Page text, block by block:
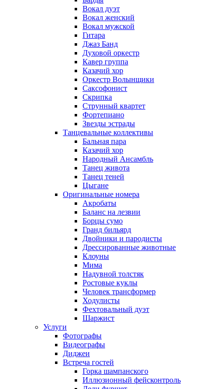
Вокал дуэт
Вокал женский
Вокал мужской
Гитара
Джаз Банд
Духовой оркестр
Кавер группа
Казачий хор
Оркестр Волынщики
Саксофонист
Скрипка
Струнный квартет
Фортепиано
Звезды эстрады
Танцевальные коллективы
Бальная пара
Казачий хор
Народный Ансамбль
Танец живота
Танец теней
Цыгане
Оригинальные номера
Акробаты
Баланс на лезвии
Борцы сумо
Гранд бильярд
Двойники и пародисты
Дрессированные животные
Клоуны
Мима
Надувной толстяк
Ростовые куклы
Человек трансформер
Ходулисты
Фехтовальный дуэт
Шаржист
Услуги
Фотографы
Видеографы
Диджеи
Встреча гостей
Горка шампанского
Иллюзионный фейсконтроль